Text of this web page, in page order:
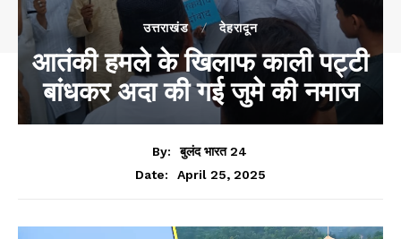
उत्तराखंड देहरादून
आतंकी हमले के खिलाफ काली पट्टी
बांधकर अदा की गई जुमे की नमाज
By:
बुलंद भारत 24
Date:
April 25, 2025